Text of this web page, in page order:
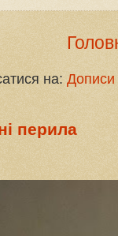
на: Дописи
перила